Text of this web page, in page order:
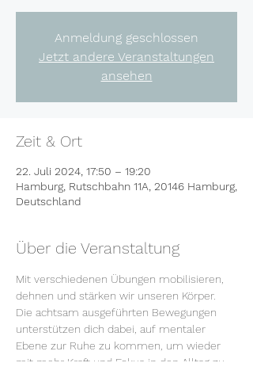
Anmeldung geschlossen
Jetzt andere Veranstaltungen
ansehen
Zeit & Ort
22. Juli 2024, 17:50 – 19:20
Hamburg, Rutschbahn 11A, 20146 Hamburg,
Deutschland
Über die Veranstaltung
Mit verschiedenen Übungen mobilisieren,
dehnen und stärken wir unseren Körper.
Die achtsam ausgeführten Bewegungen
unterstützen dich dabei, auf mentaler
Ebene zur Ruhe zu kommen, um wieder
mit mehr Kraft und Fokus in den Alltag zu